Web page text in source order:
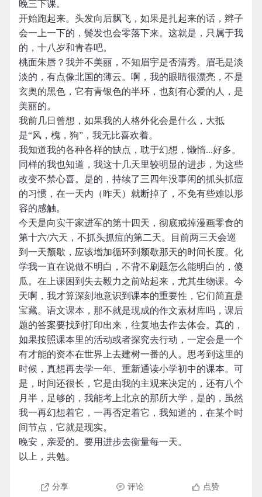
晚三下课。
开始跑起来。头发向后飘飞，如果是扎起来的话，辫子
会一上一下的，鬓发也会零落下来。这就是，只属于我
的，十八岁和青春吧。
桃面朱唇？我并不美丽，不知眉宇是否清秀。眉毛是淡
淡的，有点像北国的薄云。啊，我的眼睛很漂亮，不是
玄奥的黑色，它有青银色的半环，也刻有心爱的人，是
美丽的。
我前几日曾想，如果我的人格外化会是什么，大抵
是“风，槐，狗”，我无比喜欢着。
我知道我的各种各样的缺点，耽于幻想，懒惰...好多。
同样的我也知道，我这十几天里较明显的进步，为这些
改变不禁心喜。是的，持续了三四年没事闲的抓头抓痘
的习惯，在一天内（昨天）就断掉了，不免有些难以形
容的感触。
今天是向实干家进军的第十四天，彻底戒掉漫画零食的
第十六/六天，不抓头抓痘的第二天。目前两三天会巡
到一天颓歇，应该增加循环到颓歇那天的时间长度。化
学我一直在说做不明白，不背不刷题怎么能明白的，傻
瓜。在上课困到失去毅力之前站起来，尤其生物课。今
天啊，我才算深刻地意识到课本的重要性，它们简直是
宝藏。语文课本，那不就是现成的作文素材库吗，课后
题的答案要找到打印出来，往复地去作去体会。真的，
如果按照课本里的活动或者探究去行动，一定会是一个
有才能的资本在世界上去建树一番的人。思考到这里的
时候，真想再去学一年、重新通读小学初中的课本。可
是，时间还很长，它是由我的主观来决定的，还有八个
月半，足够的，我能考上北京的那所大学，是的，虽然
我一再幻想着它，一再否定着它，我知道的，在某个时
间节点，它就是现实。
晚安，亲爱的。要用进步去衡量每一天。
以上，共勉。
分享 评论 点赞